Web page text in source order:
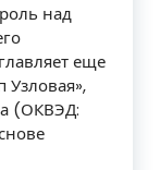
над
еще
(ОКВЭД: